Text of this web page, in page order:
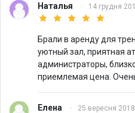
Наталья · 14 грудня
Брали в аренду для
уютный зал, приятная
администраторы,
приемлемая цена.
Елена · 25 вересня 2018